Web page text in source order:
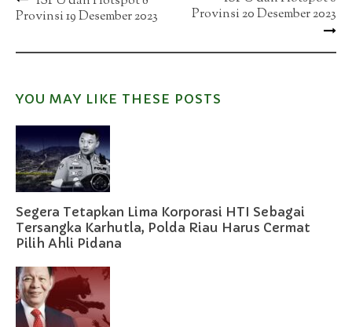
navigation
Provinsi 19 Desember 2023
Provinsi 20 Desember 2023
YOU MAY LIKE THESE POSTS
Segera Tetapkan Lima Korporasi HTI Sebagai
Tersangka Karhutla, Polda Riau Harus Cermat
Pilih Ahli Pidana